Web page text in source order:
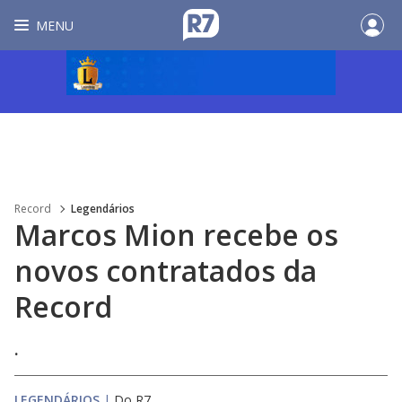
MENU
Record Legendários
Marcos Mion recebe os
novos contratados da
Record
.